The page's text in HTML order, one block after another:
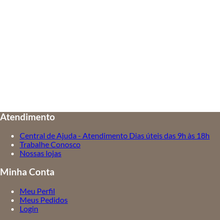
Atendimento
Central de Ajuda - Atendimento Dias úteis das 9h às 18h
Trabalhe Conosco
Nossas lojas
Minha Conta
Meu Perfil
Meus Pedidos
Login